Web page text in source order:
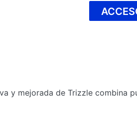
y mejorada de Trizzle combina